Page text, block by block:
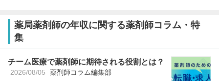
薬局薬剤師の年収に関する薬剤師コラム・特
集
チーム医療で薬剤師に期待される役割とは？
2026/08/05 薬剤師コラム編集部